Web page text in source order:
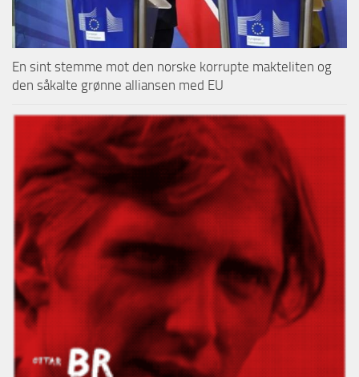
En sint stemme mot den norske korrupte makteliten og
den såkalte grønne alliansen med EU